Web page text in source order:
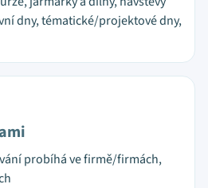
dny, tématické/projektové dny,
probíhá ve firmě/firmách,